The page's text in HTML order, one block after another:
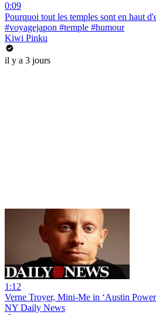
0:09
Pourquoi tout les temples sont en haut
#voyagejapon #temple #humour
Kiwi Pinku
il y a 3 jours
1:12
Verne Troyer, Mini-Me in ‘Austin
NY Daily News